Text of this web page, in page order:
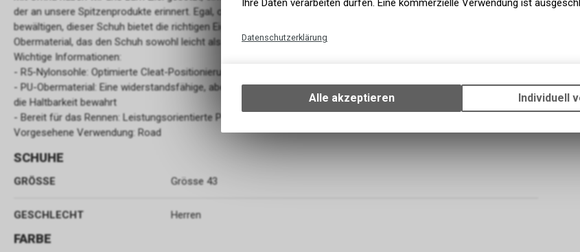
der an unsere Spitzenprodukte erinnert. Egal, ob Sie für Ihr erstes Rennen trainieren oder epische Anstiege
bewältigen, dieser Schuh bietet die richtigen Eigenschaften für Ihre Fahrt. Omna ist gut belüftet mit einem PU-
Obermaterial, das den Schuh sowohl leicht als auch bequem macht.
Wichtige Informationen:
- R5-Nylonsohle: Optimierte Cleat-Positionierung mit einem moderaten Steifigkeitsindex
- PU-Obermaterial: Eine widerstandsfähige, aber leichte Außenschicht, die den Schuh bequem macht und gleichzeitig
die Haltbarkeit bewahrt
- Bereit für das Rennen: Leistungsorientierte Passform, anpassbar mit einem bidirektionalen BOA®-Drehverschluss
Vorgesehene Verwendung: Road
SCHUHE
GRÖSSE Grösse 43
GESCHLECHT Herren
FARBE
Ihre Daten verarbeiten dürfen. Eine kommerzielle Verwendung ist
Datenschutzerklärung
Ihrem Gerät, um die grundlegenden Funktionen unseres
Verwendung des Warenkorbs, zu ermöglichen. Bitte
zulassen.
Alle akzeptieren Individuell